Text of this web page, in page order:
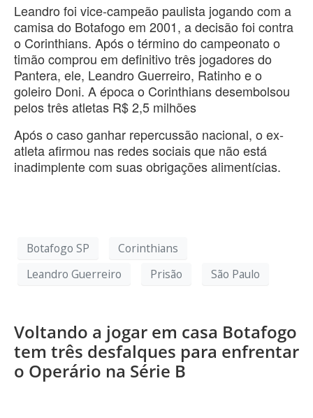
Leandro foi vice-campeão paulista jogando com a
camisa do Botafogo em 2001, a decisão foi contra
o Corinthians. Após o término do campeonato o
timão comprou em definitivo três jogadores do
Pantera, ele, Leandro Guerreiro, Ratinho e o
goleiro Doni. A época o Corinthians desembolsou
pelos três atletas R$ 2,5 milhões
Após o caso ganhar repercussão nacional, o ex-
atleta afirmou nas redes sociais que não está
inadimplente com suas obrigações alimentícias.
Botafogo SP
Corinthians
Leandro Guerreiro
Prisão São Paulo
Voltando a jogar em casa Botafogo
tem três desfalques para enfrentar
o Operário na Série B